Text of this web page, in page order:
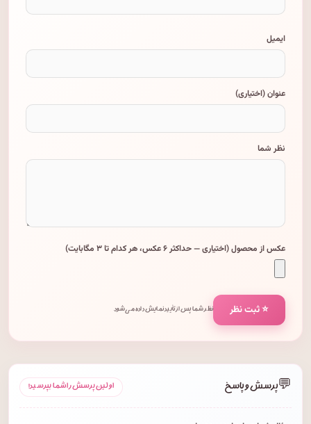
ایمیل
عنوان (اختیاری)
نظر شما
عکس از محصول (اختیاری — حداکثر ۶ عکس، هر کدام تا ۳ مگابایت)
⭐ ثبت نظر نظر شما پس از تأیید نمایش داده می‌شود.
💬پرسش و پاسخ اولین پرسش را شما بپرسید!